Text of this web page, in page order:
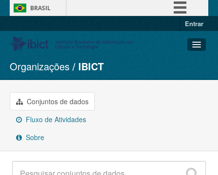
BRASIL
Entrar
Conjuntos de dados
Organizações
Grupos
Sobre
Organizações IBICT
Conjuntos de dados
Fluxo de Atividades
Sobre